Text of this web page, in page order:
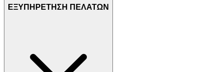
ΕΞΥΠΗΡΕΤΗΣΗ ΠΕΛΑΤΩΝ